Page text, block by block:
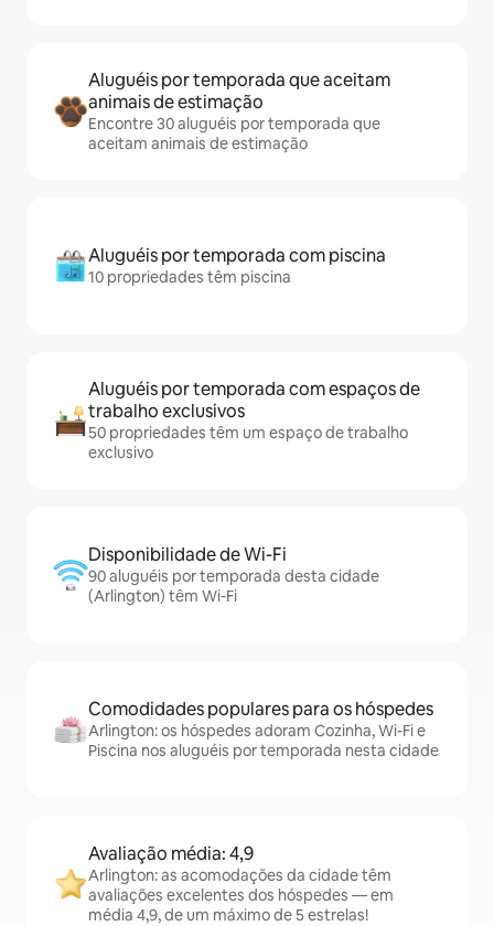
Aluguéis por temporada que aceitam
animais de estimação
Encontre 30 aluguéis por temporada que
aceitam animais de estimação
Aluguéis por temporada com piscina
10 propriedades têm piscina
Aluguéis por temporada com espaços de
trabalho exclusivos
50 propriedades têm um espaço de trabalho
exclusivo
Disponibilidade de Wi-Fi
90 aluguéis por temporada desta cidade
(Arlington) têm Wi-Fi
Comodidades populares para os hóspedes
Arlington: os hóspedes adoram Cozinha, Wi-Fi e
Piscina nos aluguéis por temporada nesta cidade
Avaliação média: 4,9
Arlington: as acomodações da cidade têm
avaliações excelentes dos hóspedes — em
média 4,9, de um máximo de 5 estrelas!